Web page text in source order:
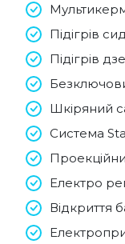
Підігрів
Підігрів
Шкіряний
Система
Електро
Відкриття